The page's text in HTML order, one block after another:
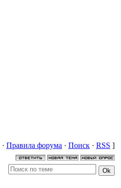
· Правила форума · Поиск · RSS ]